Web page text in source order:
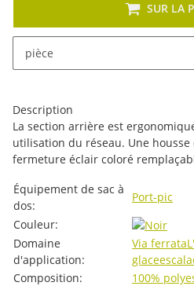
pièce
SUR LA
Cet article se décline en plusieurs
sélectionner la variante de votre
Description
La section arrière est
utilisation du réseau. Une
fermeture éclair coloré
#productDetails.itemInformation#
#productDetails.itemValue#
Équipement de sac à
dos:
Port-pic
Couleur:
Domaine
d'application:
Via ferrata
glace
Composition:
100%